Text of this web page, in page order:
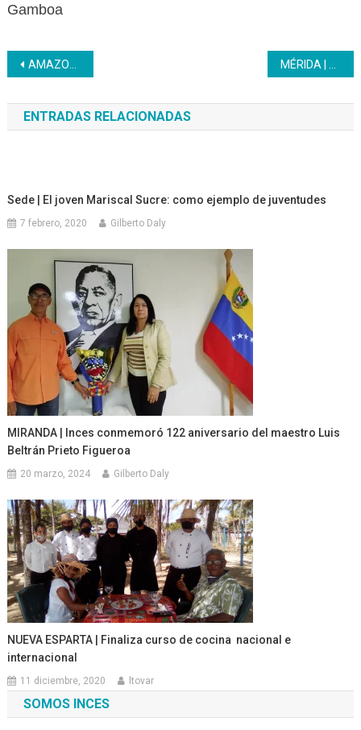
Gamboa
Navegación
de
entradas
AMAZONAS | Aprendices conmemoraron 61 años del Programa Nacional de Aprendizaje
ENTRADAS RELACIONADAS
Sede | El joven Mariscal Sucre: como ejemplo de juventudes
7 febrero, 2020 Gilberto Daly
MIRANDA | Inces conmemoró 122 aniversario del maestro Luis
Beltrán Prieto Figueroa
20 marzo, 2024 Gilberto Daly
NUEVA ESPARTA | Finaliza curso de cocina nacional e
internacional
11 diciembre, 2020 ltovar
SOMOS INCES